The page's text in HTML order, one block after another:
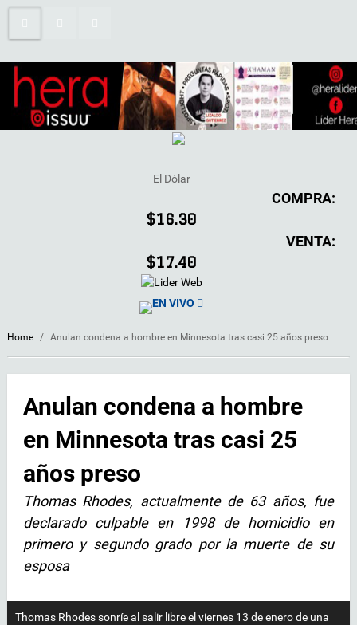
El Dólar
COMPRA:
$16.30
VENTA:
$17.40
EN VIVO
Home / Anulan condena a hombre en Minnesota tras casi 25 años preso
Anulan condena a hombre
en Minnesota tras casi 25
años preso
Thomas Rhodes, actualmente de 63 años, fue
declarado culpable en 1998 de homicidio en
primero y segundo grado por la muerte de su
esposa
Thomas Rhodes sonríe al salir libre el viernes 13 de enero de una